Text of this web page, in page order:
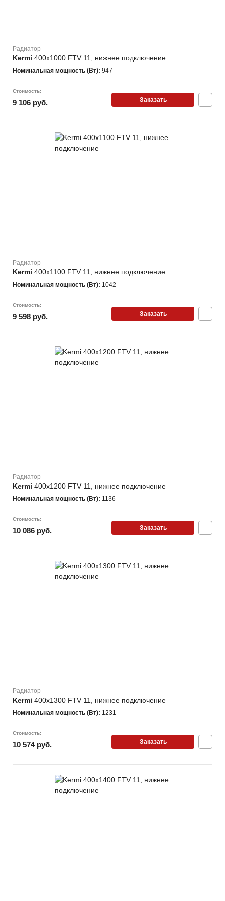
Радиатор
Kermi 400х1000 FTV 11, нижнее подключение
Номинальная мощность (Вт): 947
Стоимость:
9 106 руб. Заказать
Радиатор
Kermi 400х1100 FTV 11, нижнее подключение
Номинальная мощность (Вт): 1042
Стоимость:
9 598 руб. Заказать
Радиатор
Kermi 400х1200 FTV 11, нижнее подключение
Номинальная мощность (Вт): 1136
Стоимость:
10 086 руб. Заказать
Радиатор
Kermi 400х1300 FTV 11, нижнее подключение
Номинальная мощность (Вт): 1231
Стоимость:
10 574 руб. Заказать